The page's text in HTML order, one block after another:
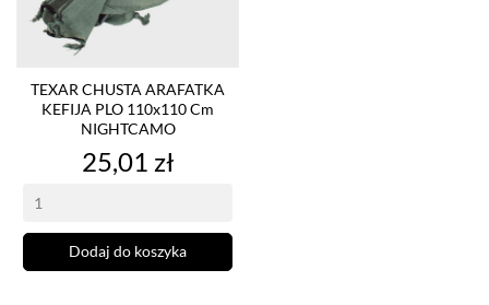
TEXAR CHUSTA ARAFATKA
KEFIJA PLO 110x110 Cm
NIGHTCAMO
Cena
25,01 zł
Dodaj do koszyka